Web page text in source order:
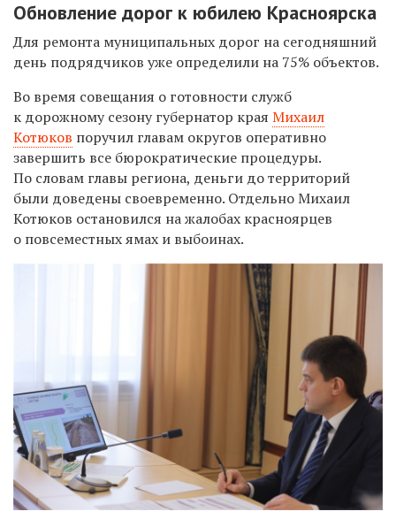
Обновление дорог к юбилею Красноярска
Для ремонта муниципальных дорог на сегодняшний
день подрядчиков уже определили на 75% объектов.
Во время совещания о готовности служб
к дорожному сезонугубернатор края Михаил
Котюков поручил главам округов оперативно
завершить все бюрократические процедуры.
По словам главы региона, деньги до территорий
были доведены своевременно. Отдельно Михаил
Котюков остановился на жалобах красноярцев
о повсеместных ямах и выбоинах.